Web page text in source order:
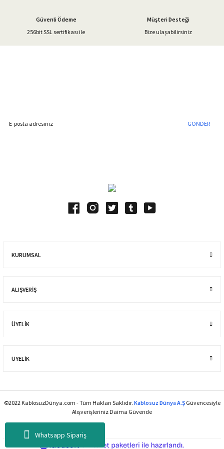
Whatsapp Sipariş
Gönder
Güvenli Ödeme
256bit SSL sertifikası ile
Müşteri Desteği
Bize ulaşabilirsiniz
GÖNDER
KURUMSAL
ALIŞVERIŞ
ÜYELİK
ÜYELİK
©2022 KablosuzDünya.com - Tüm Hakları Saklıdır. Kablosuz Dünya A.ŞGüvencesiyle
Alışverişleriniz Daima Güvende
e-